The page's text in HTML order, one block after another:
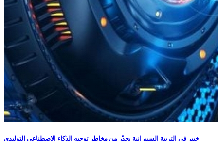
خبير في التربية السيبرانية يحذّر من مخاطر توجيه الذكاء الاصطناعي التوليدي